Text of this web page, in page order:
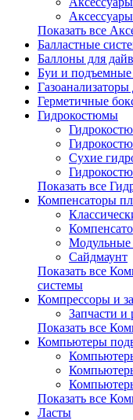
Показать все
Балластные
Баллоны для
Буи и подъемные
Газоанализаторы
Герметичные
Гидрокостюмы
Сухие
Показать все
Компенсаторы
Модульные
Сайдмаунт
Показать все
системы
Компрессоры и
Запчасти и
Показать все
Компьютеры
Показать все
Ласты